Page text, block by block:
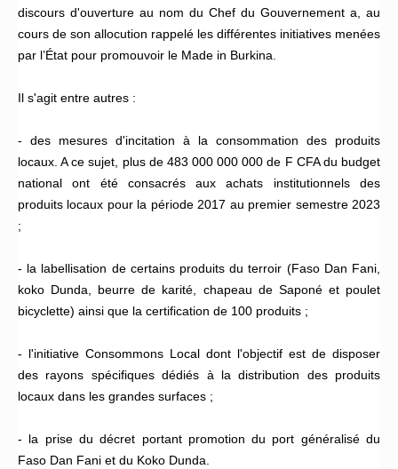
discours d'ouverture au nom du Chef du Gouvernement a, au
cours de son allocution rappelé les différentes initiatives menées
par l’État pour promouvoir le Made in Burkina.
Il s'agit entre autres :
- des mesures d'incitation à la consommation des produits
locaux. A ce sujet, plus de 483 000 000 000 de F CFA du budget
national ont été consacrés aux achats institutionnels des
produits locaux pour la période 2017 au premier semestre 2023
;
- la labellisation de certains produits du terroir (Faso Dan Fani,
koko Dunda, beurre de karité, chapeau de Saponé et poulet
bicyclette) ainsi que la certification de 100 produits ;
- l'initiative Consommons Local dont l'objectif est de disposer
des rayons spécifiques dédiés à la distribution des produits
locaux dans les grandes surfaces ;
- la prise du décret portant promotion du port généralisé du
Faso Dan Fani et du Koko Dunda.